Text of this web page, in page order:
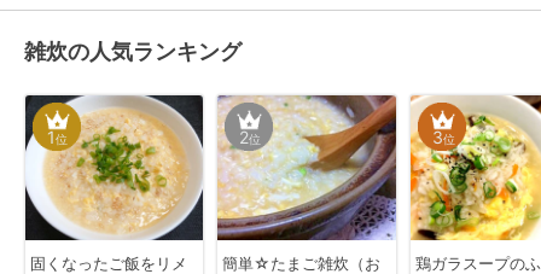
雑炊の人気ランキング
1位
固くなったご飯をリメ
2位
簡単☆たまご雑炊（お
3位
鶏ガラスープの